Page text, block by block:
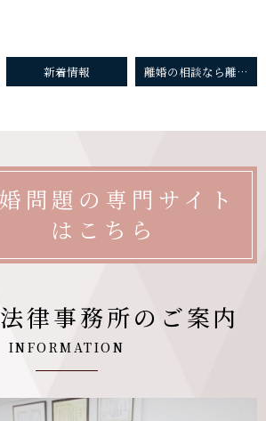
新着情報 離婚の相談なら離婚に強い福岡の女性弁護士
問題の専門サイト
はこちら
律事務所のご案内
INFORMATION